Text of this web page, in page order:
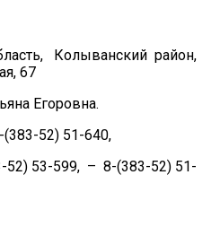
Колыванский район,
67
Егоровна.
52) 51-640,
52) 53-599, – 8-(383-52) 51-